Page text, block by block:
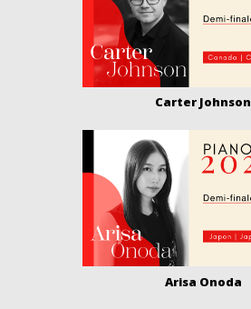
Carter Johnson
Arisa Onoda